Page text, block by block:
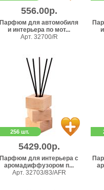
556.00р.
Парфюм для автомобиля
и интерьера по мот...
Арт. 32700/R
256 шт.
5429.00р.
Парфюм для интерьера с
аромадиффузором п...
Арт. 32703/83/AFR